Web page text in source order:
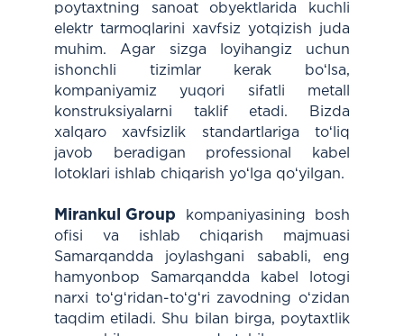
poytaxtning sanoat obyektlarida kuchli
elektr tarmoqlarini xavfsiz yotqizish juda
muhim. Agar sizga loyihangiz uchun
ishonchli tizimlar kerak boʻlsa,
kompaniyamiz yuqori sifatli metall
konstruksiyalarni taklif etadi. Bizda
xalqaro xavfsizlik standartlariga toʻliq
javob beradigan professional kabel
lotoklari ishlab chiqarish yoʻlga qoʻyilgan.
Mirankul Group kompaniyasining bosh
ofisi va ishlab chiqarish majmuasi
Samarqandda joylashgani sababli, eng
hamyonbop Samarqandda kabel lotogi
narxi toʻgʻridan-toʻgʻri zavodning oʻzidan
taqdim etiladi. Shu bilan birga, poytaxtlik